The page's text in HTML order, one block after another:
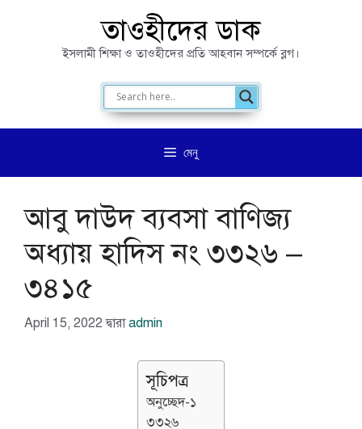
তাওহীদের ডাক
ইসলামী শিক্ষা ও তাওহীদের প্রতি আহবান সম্পর্কে ব্লগ।
মেনু
আবু দাউদ ব্যবসা বাণিজ্য
অধ্যায় হাদিস নং ৩৩২৬ –
৩৪১৫
April 15, 2022 দ্বারাadmin
সূচিপত্র
অনুচ্ছেদ-১
৩৩২৬